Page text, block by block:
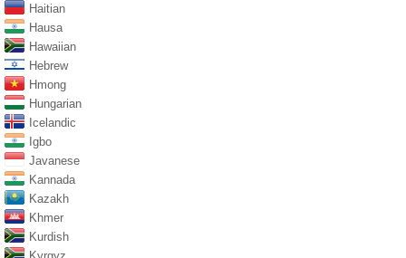
Haitian
Hausa
Hawaiian
Hebrew
Hmong
Hungarian
Icelandic
Igbo
Javanese
Kannada
Kazakh
Khmer
Kurdish